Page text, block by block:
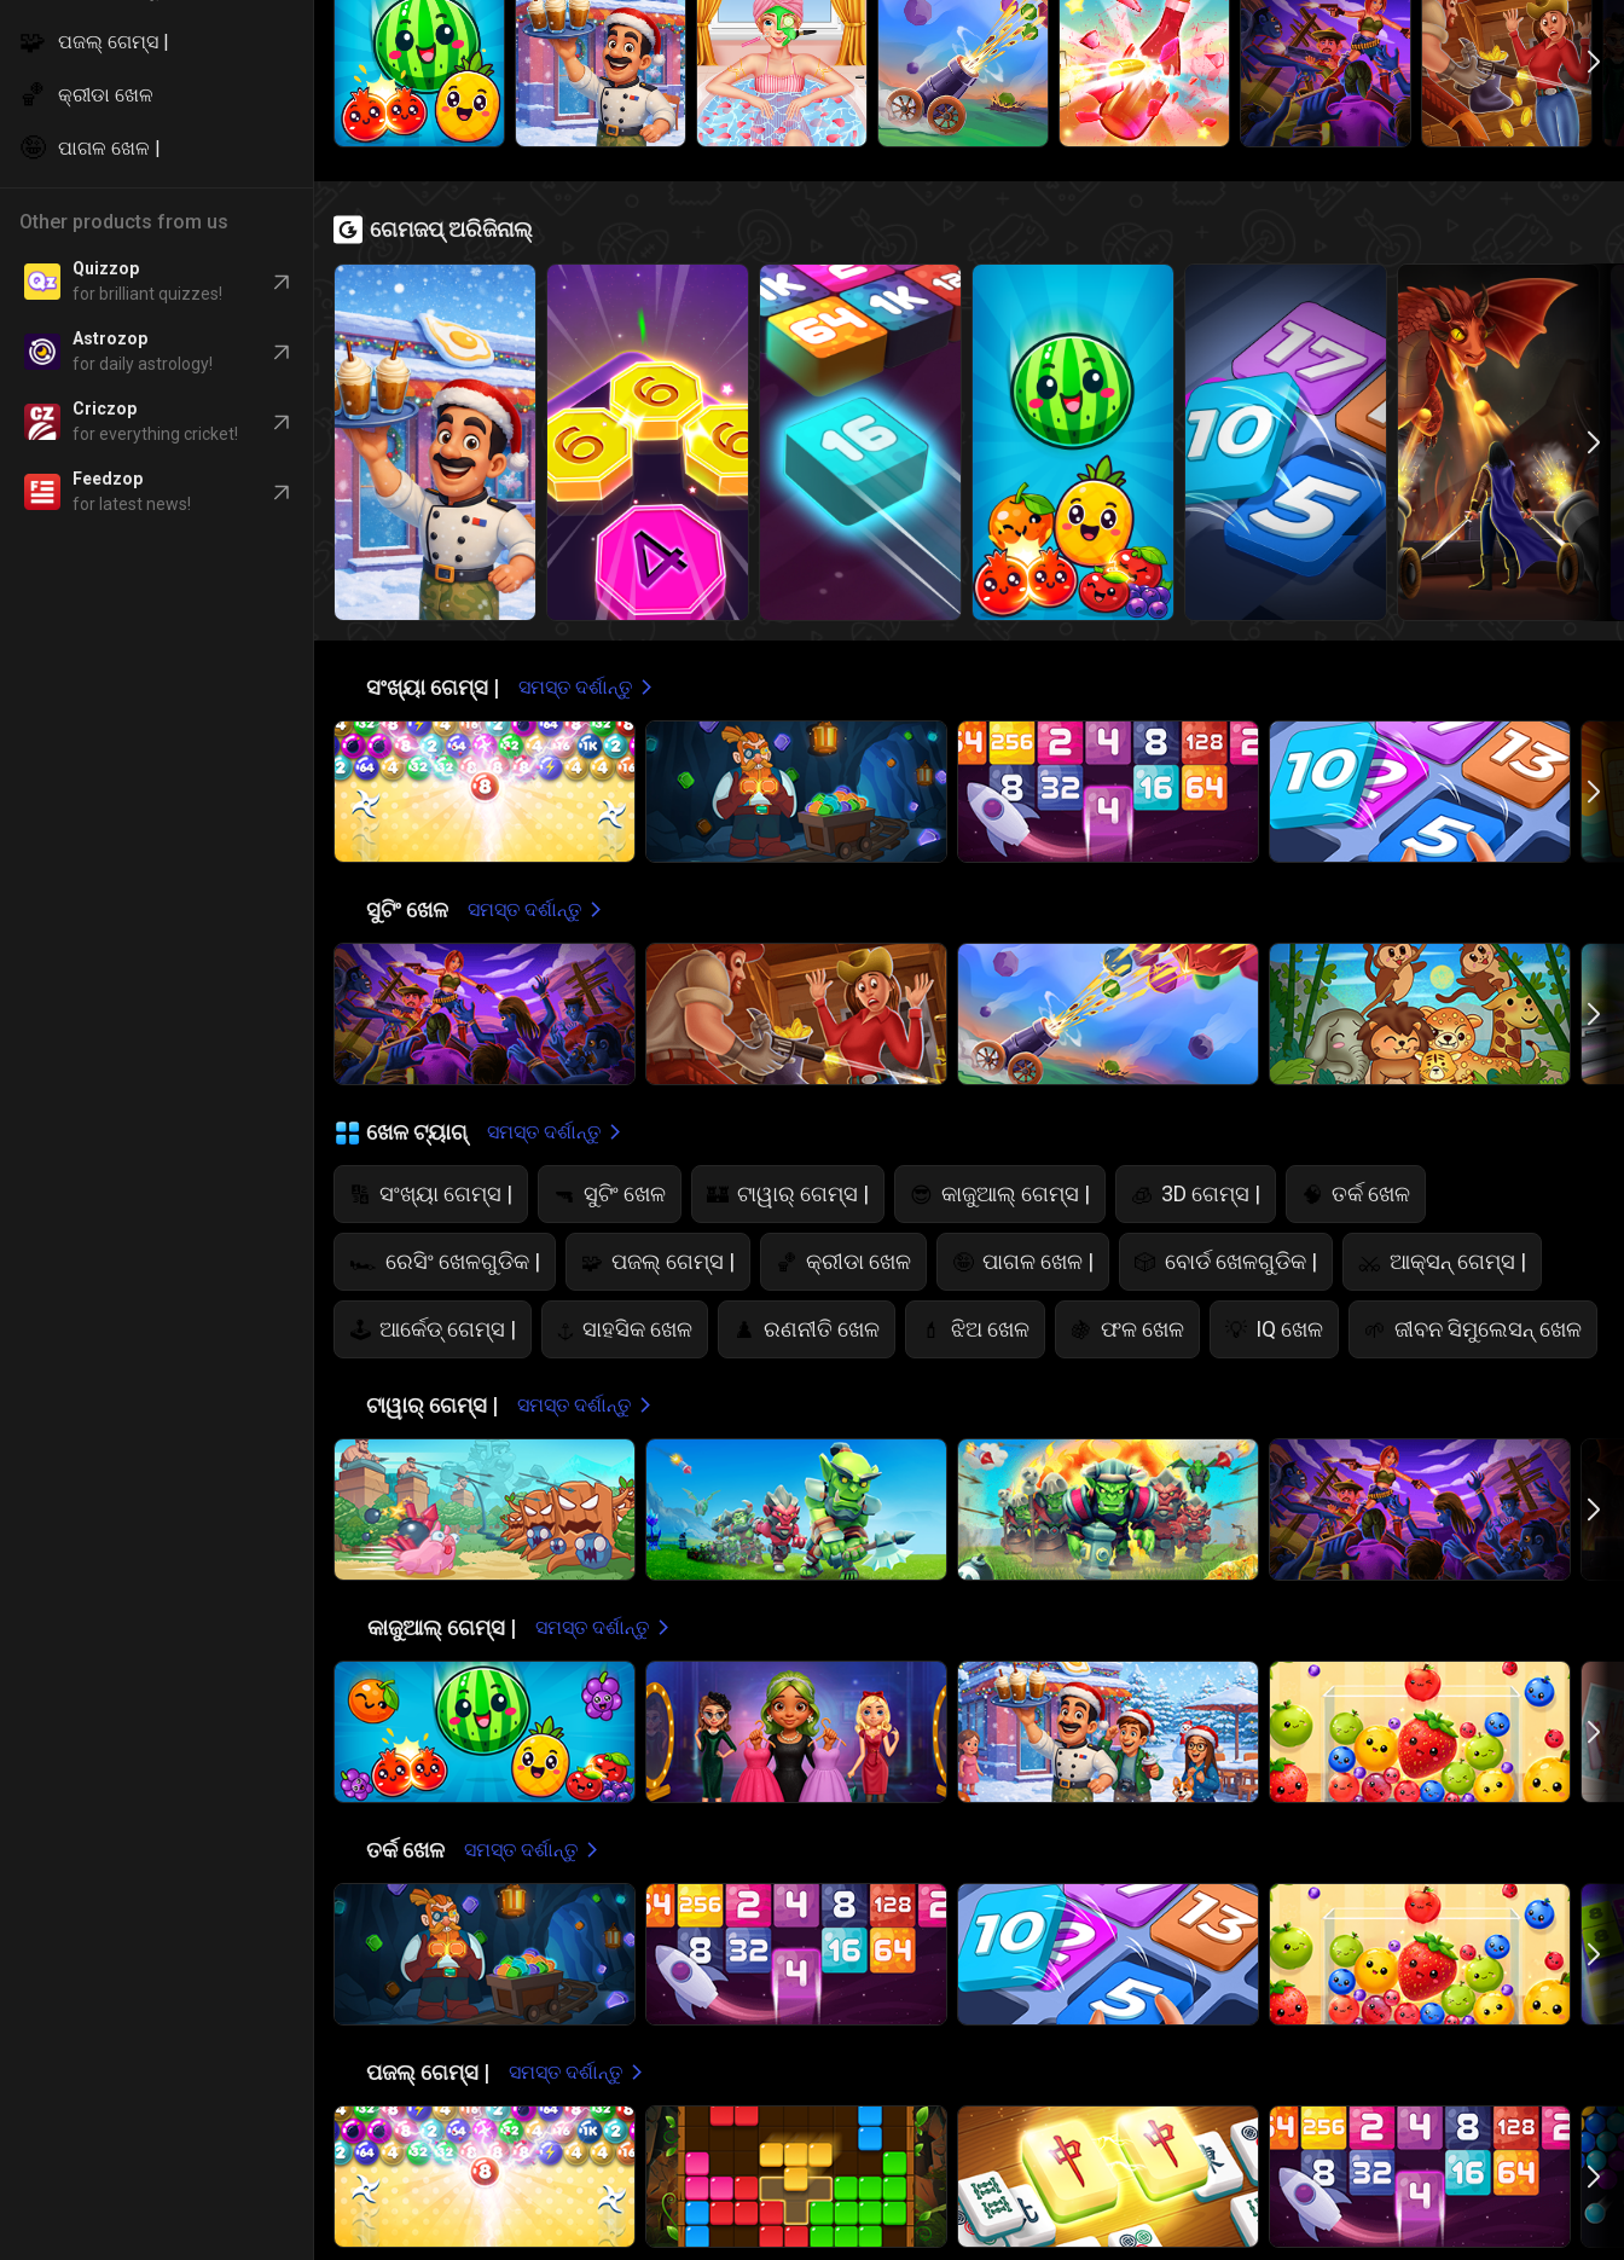
🧩
ପଜଲ୍ ଗେମ୍ସ |
🏀 କ୍ରୀଡା ଖେଳ
🤪 ପାଗଳ ଖେଳ |
Other products from us
Quizzop
for brilliant quizzes!
Astrozop
for daily astrology!
Criczop
for everything cricket!
Feedzop
for latest news!
ଗେମଜପ୍ ଅରିଜିନାଲ୍
ସଂଖ୍ୟା ଗେମ୍ସ | ସମସ୍ତ ଦର୍ଶାନ୍ତୁ
ସୁଟିଂ ଖେଳ ସମସ୍ତ ଦର୍ଶାନ୍ତୁ
ଖେଳ ଟ୍ୟାଗ୍ ସମସ୍ତ ଦର୍ଶାନ୍ତୁ
🔢 ସଂଖ୍ୟା ଗେମ୍ସ | 🔫 ସୁଟିଂ ଖେଳ 🏰 ଟାୱାର୍ ଗେମ୍ସ | 😎 କାଜୁଆଲ୍ ଗେମ୍ସ | 🧊 3D ଗେମ୍ସ | 🧠 ତର୍କ ଖେଳ
🏎️ ରେସିଂ ଖେଳଗୁଡିକ | 🧩 ପଜଲ୍ ଗେମ୍ସ | 🏀 କ୍ରୀଡା ଖେଳ 🤪 ପାଗଳ ଖେଳ | 🎲 ବୋର୍ଡ ଖେଳଗୁଡିକ | ⚔️ ଆକ୍ସନ୍ ଗେମ୍ସ |
🕹️ ଆର୍କେଡ୍ ଗେମ୍ସ | ⚓ ସାହସିକ ଖେଳ ♟️ ରଣନୀତି ଖେଳ 💄 ଝିଅ ଖେଳ 🍇 ଫଳ ଖେଳ 💡 IQ ଖେଳ 🌱 ଜୀବନ ସିମୁଲେସନ୍ ଖେଳ
🤸 ଜମ୍ପ୍ ଖେଳଗୁଡିକ 🎨 ରଙ୍ଗ ଖେଳ
🚁 ଉଡ଼ୁଥିବା ଖେଳ 🐴 ପଶୁ ସମ୍ବନ୍ଧୀୟ ଖେଳ ⚽ ଫୁଟବଲ୍ ଗେମ୍ସ
ଟାୱାର୍ ଗେମ୍ସ | ସମସ୍ତ ଦର୍ଶାନ୍ତୁ
କାଜୁଆଲ୍ ଗେମ୍ସ | ସମସ୍ତ ଦର୍ଶାନ୍ତୁ
ତର୍କ ଖେଳ ସମସ୍ତ ଦର୍ଶାନ୍ତୁ
ପଜଲ୍ ଗେମ୍ସ | ସମସ୍ତ ଦର୍ଶାନ୍ତୁ